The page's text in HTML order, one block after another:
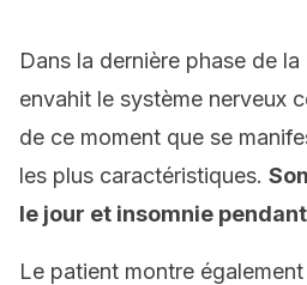
Dans la dernière phase de la
envahit le système nerveux
de ce moment que se
les plus caractéristiques.
le jour et insomnie
Le patient montre